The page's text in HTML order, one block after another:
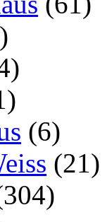
(6)
(21)